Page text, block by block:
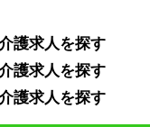
護求人を探す
護求人を探す
護求人を探す